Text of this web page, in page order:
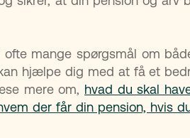
mange spørgsmål om
hjælpe dig med at få et
mere om, hvad du skal
der får din pension, hvis